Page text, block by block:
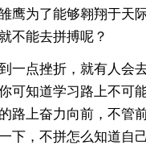
鹰为了能够翱翔于天
不能去拼搏呢？
一点挫折，就有人会
可知道学习路上不可
路上奋力向前，不管
下，不拼怎么知道自